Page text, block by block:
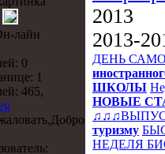
лайн
0
1
465,
Добро
2013
2013-
ДЕНЬ
ШКОЛЫ
НОВЫЕ
туризму
НЕДЕЛЯ